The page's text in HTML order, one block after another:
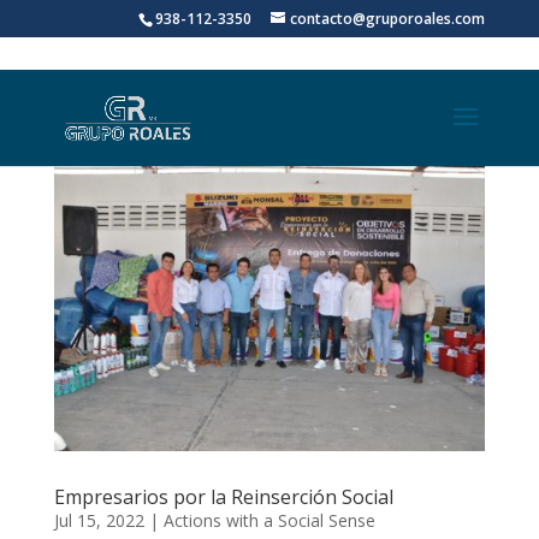
938-112-3350 contacto@gruporoales.com
Empresarios por la Reinserción Social
Jul 15, 2022| Actions with a Social Sense